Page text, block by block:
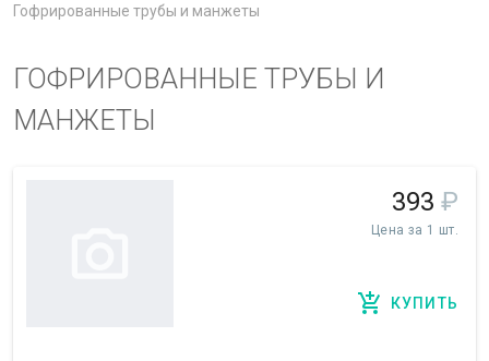
Гофрированные трубы и манжеты
ГОФРИРОВАННЫЕ ТРУБЫ И
МАНЖЕТЫ
393 ₽
Цена за 1 шт.
КУПИТЬ